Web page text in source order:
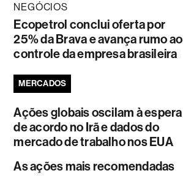
NEGÓCIOS
Ecopetrol conclui oferta por
25% da Brava e avança rumo ao
controle da empresa brasileira
MERCADOS
Ações globais oscilam à espera
de acordo no Irã e dados do
mercado de trabalho nos EUA
As ações mais recomendadas